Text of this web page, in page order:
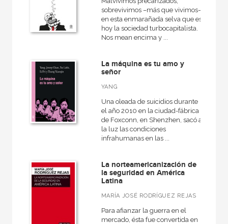
sobrevivimos –más que vivimos–
en esta enmarañada selva que es
hoy la sociedad turbocapitalista.
Nos mean encima y ...
La máquina es tu amo y
señor
YANG
Una oleada de suicidios durante
el año 2010 en la ciudad-fábrica
de Foxconn, en Shenzhen, sacó a
la luz las condiciones
infrahumanas en las ...
La norteamericanización de
la seguridad en América
Latina
MARÍA JOSÉ RODRÍGUEZ REJAS
Para afianzar la guerra en el
mercado, ésta fue convertida en